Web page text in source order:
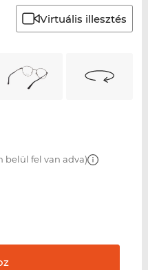
Virtuális illesztés
belül fel van adva)